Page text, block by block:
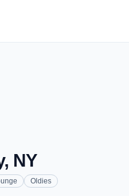
NY
Oldies